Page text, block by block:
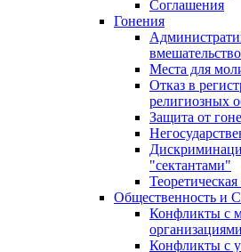
Соглашения
Гонения
вмешательство
Места для
Отказ в
религиозных
Защита от
"сектантами"
Теоретическая
Общественность и
Конфликты с
организациями
Конфликты с